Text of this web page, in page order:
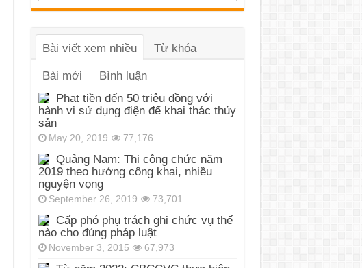
Bài viết xem nhiều Từ khóa
Bài mới
Bình luận
Phạt tiền đến 50 triệu đồng với
hành vi sử dụng điện để khai thác thủy
sản
May 20, 2019 77,176
Quảng Nam: Thi công chức năm
2019 theo hướng công khai, nhiều
nguyện vọng
September 26, 2019 73,701
Cấp phó phụ trách ghi chức vụ thế
nào cho đúng pháp luật
November 3, 2015 67,973